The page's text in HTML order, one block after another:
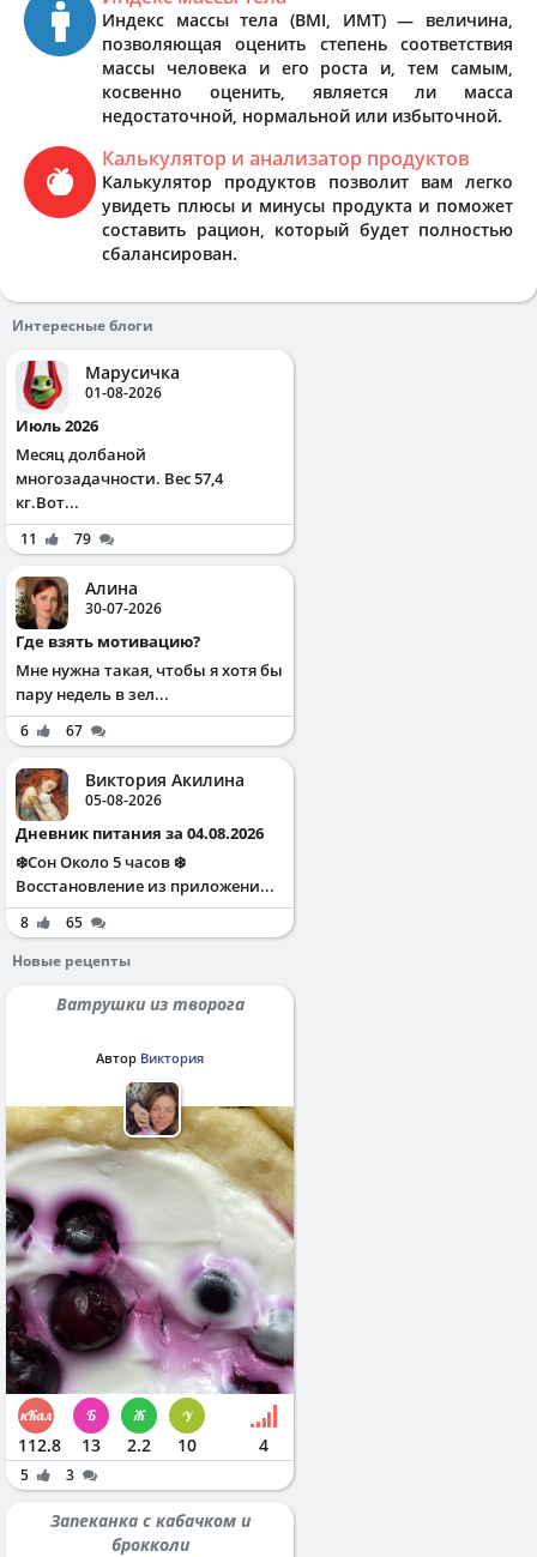
Индекс массы тела (BMI, ИМТ) — величина,
позволяющая оценить степень соответствия
массы человека и его роста и, тем самым,
косвенно оценить, является ли масса
недостаточной, нормальной или избыточной.
Калькулятор и анализатор продуктов
Калькулятор продуктов позволит вам легко
увидеть плюсы и минусы продукта и поможет
составить рацион, который будет полностью
сбалансирован.
Интересные блоги
Марусичка
01-08-2026
Июль 2026
Месяц долбаной
многозадачности. Вес 57,4
кг.Вот...
11 79
Алина
30-07-2026
Где взять мотивацию?
Мне нужна такая, чтобы я хотя бы
пару недель в зел...
6 67
Виктория Акилина
05-08-2026
Дневник питания за 04.08.2026
❄️Сон Около 5 часов ❄️
Восстановление из приложени...
8
65
Новые рецепты
Ватрушки из творога
Автор Виктория
112.8 13 2.2 10 4
5 3
Запеканка с кабачком и
брокколи